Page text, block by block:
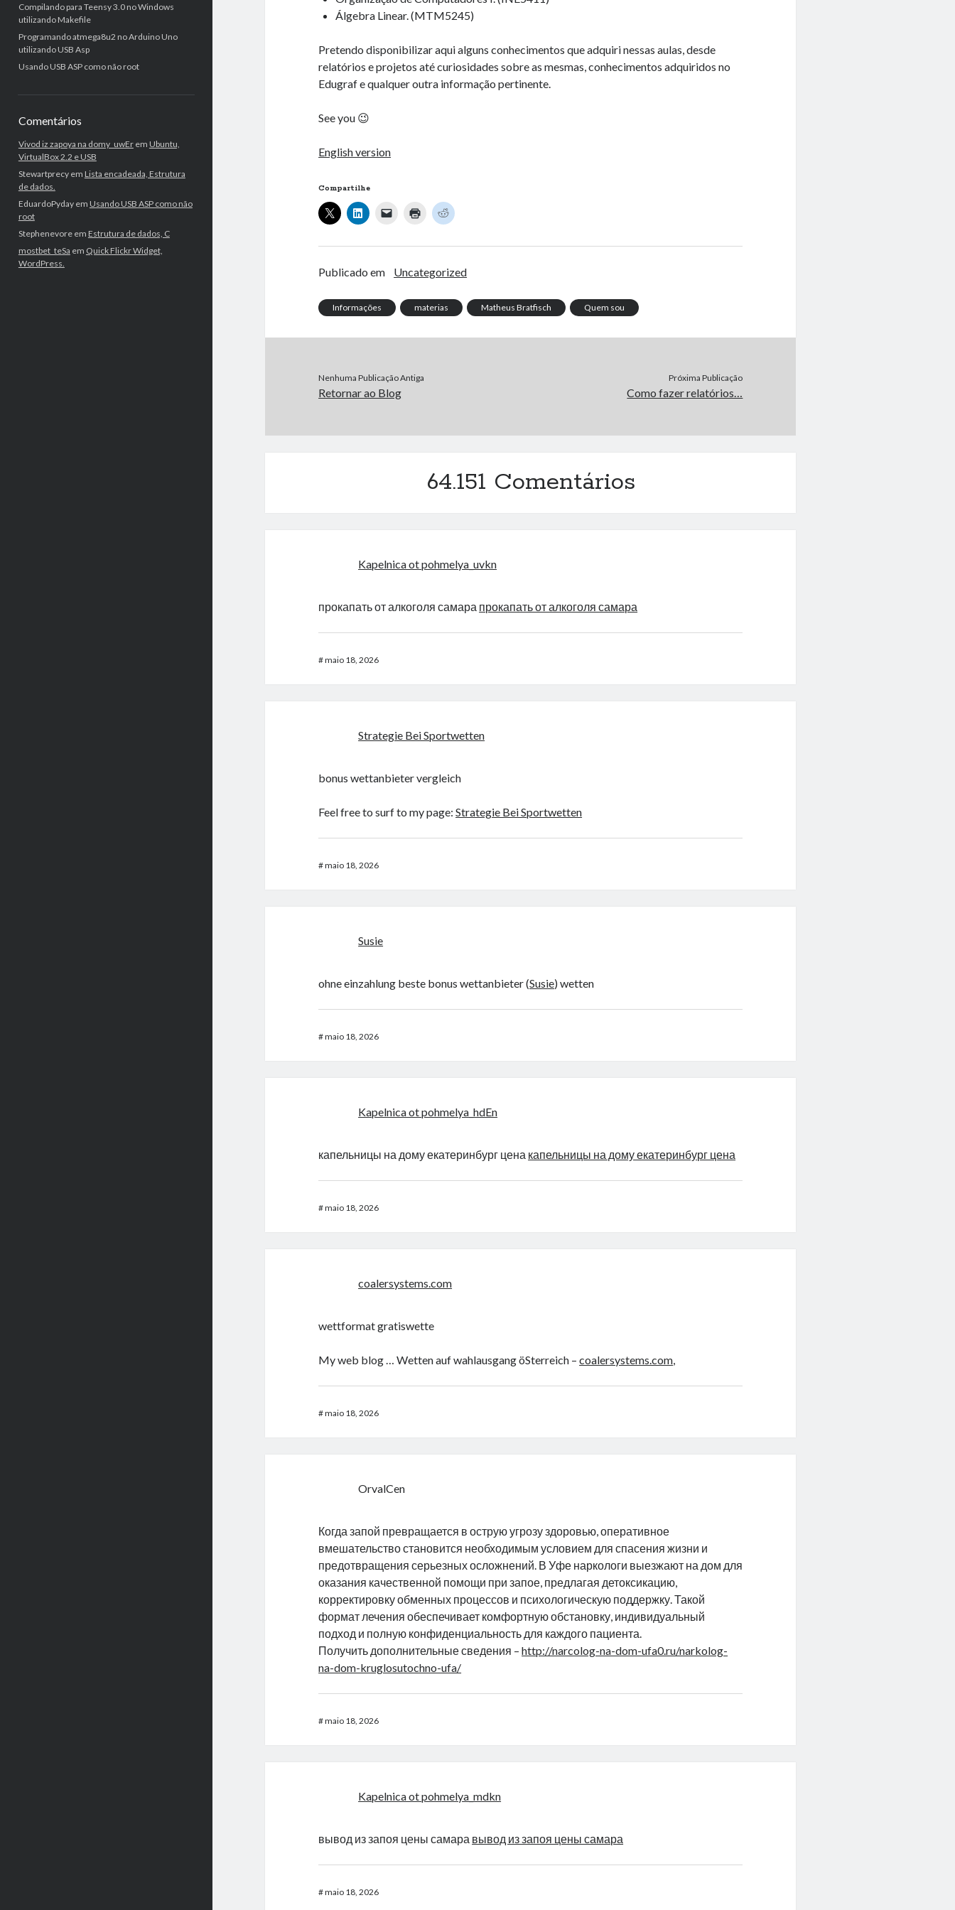
Compilando para Teensy 3.0 no Windows
utilizando Makefile
Programando atmega8u2 no Arduino Uno
utilizando USB Asp
Usando USB ASP como não root
Comentários
Vivod iz zapoya na domy_uwErem Ubuntu,
VirtualBox 2.2 e USB
Stewartprecyem Lista encadeada, Estrutura
de dados.
EduardoPydayem Usando USB ASP como não
root
Stephenevoreem Estrutura de dados, C
mostbet_teSa em Quick Flickr Widget,
WordPress.
Álgebra Linear. (MTM5245)
Pretendo disponibilizar aqui alguns conhecimentos que adquiri nessas aulas, desde
relatórios e projetos até curiosidades sobre as mesmas, conhecimentos adquiridos no
Edugraf e qualquer outra informação pertinente.
See you 😉
English version
Compartilhe
Publicado em Uncategorized
Informações materias Matheus Bratfisch Quem sou
Nenhuma Publicação Antiga
Retornar ao Blog
Próxima Publicação
Como fazer relatórios…
64.151 Comentários
Kapelnica ot pohmelya_uvkn
прокапать от алкоголя самара прокапать от алкоголя самара
#maio 18, 2026
Strategie Bei Sportwetten
bonus wettanbieter vergleich
Feel free to surf to my page:Strategie Bei Sportwetten
#maio 18, 2026
Susie
ohne einzahlung beste bonus wettanbieter (Susie) wetten
#maio 18, 2026
Kapelnica ot pohmelya_hdEn
капельницы на дому екатеринбург цена капельницы на дому екатеринбург цена
#maio 18, 2026
coalersystems.com
wettformat gratiswette
My web blog … Wetten auf wahlausgang öSterreich –coalersystems.com,
#maio 18, 2026
OrvalCen
Когда запой превращается в острую угрозу здоровью, оперативное
вмешательство становится необходимым условием для спасения жизни и
предотвращения серьезных осложнений. В Уфе наркологи выезжают на дом для
оказания качественной помощи при запое, предлагая детоксикацию,
корректировку обменных процессов и психологическую поддержку. Такой
формат лечения обеспечивает комфортную обстановку, индивидуальный
подход и полную конфиденциальность для каждого пациента.
Получить дополнительные сведения –http://narcolog-na-dom-ufa0.ru/narkolog-
na-dom-kruglosutochno-ufa/
#maio 18, 2026
Kapelnica ot pohmelya_mdkn
вывод из запоя цены самара вывод из запоя цены самара
#maio 18, 2026